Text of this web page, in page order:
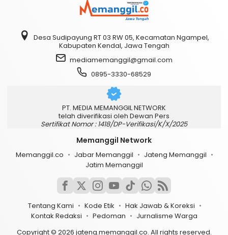
Desa Sudipayung RT 03 RW 05, Kecamatan Ngampel,
Kabupaten Kendal, Jawa Tengah
mediamemanggil@gmail.com
0895-3330-68529
PT. MEDIA MEMANGGIL NETWORK
telah diverifikasi oleh Dewan Pers
Sertifikat Nomor : 1418/DP-Verifikasi/K/X/2025
Memanggil Network
Memanggil.co Jabar Memanggil
Jateng Memanggil
Jatim Memanggil
Tentang Kami Kode Etik
Hak Jawab & Koreksi
Kontak Redaksi
Pedoman
Jurnalisme Warga
Copyright © 2026 jateng.memanggil.co. All rights reserved.